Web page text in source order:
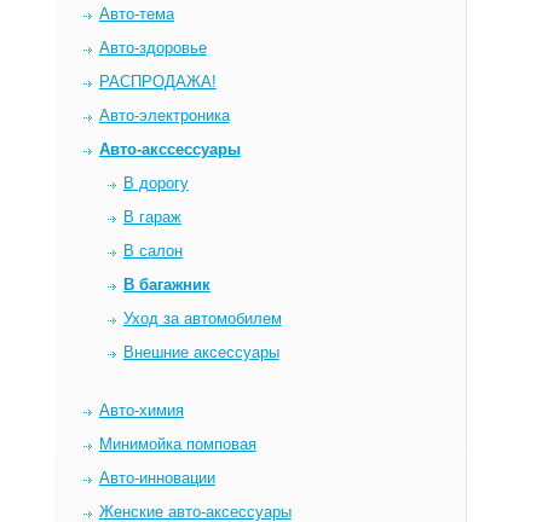
Авто-тема
Авто-здоровье
РАСПРОДАЖА!
Авто-электроника
Авто-акссессуары
В дорогу
В гараж
В салон
В багажник
Уход за автомобилем
Внешние аксессуары
Авто-химия
Минимойка помповая
Авто-инновации
Женские авто-аксессуары